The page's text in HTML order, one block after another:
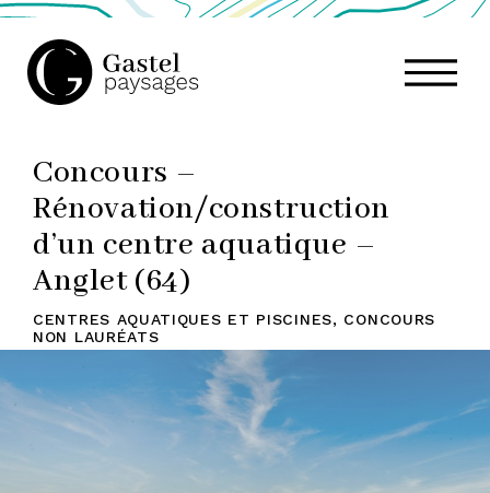
GASTEL
ATELIER
PAYSAGE
Concours –
Rénovation/construction
d’un centre aquatique –
Anglet (64)
CENTRES AQUATIQUES ET PISCINES, CONCOURS
NON LAURÉATS